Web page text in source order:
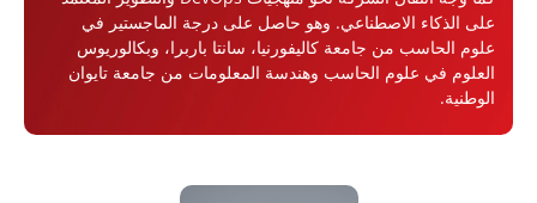
على الذكاء الاصطناعي. وهو حاصل على درجة الماجستير في
علوم الحاسب من جامعة كاليفورنيا، سانتا باربرا، وبكالوريوس
العلوم في علوم الحاسب وهندسة المعلومات من جامعة تايوان
الوطنية.